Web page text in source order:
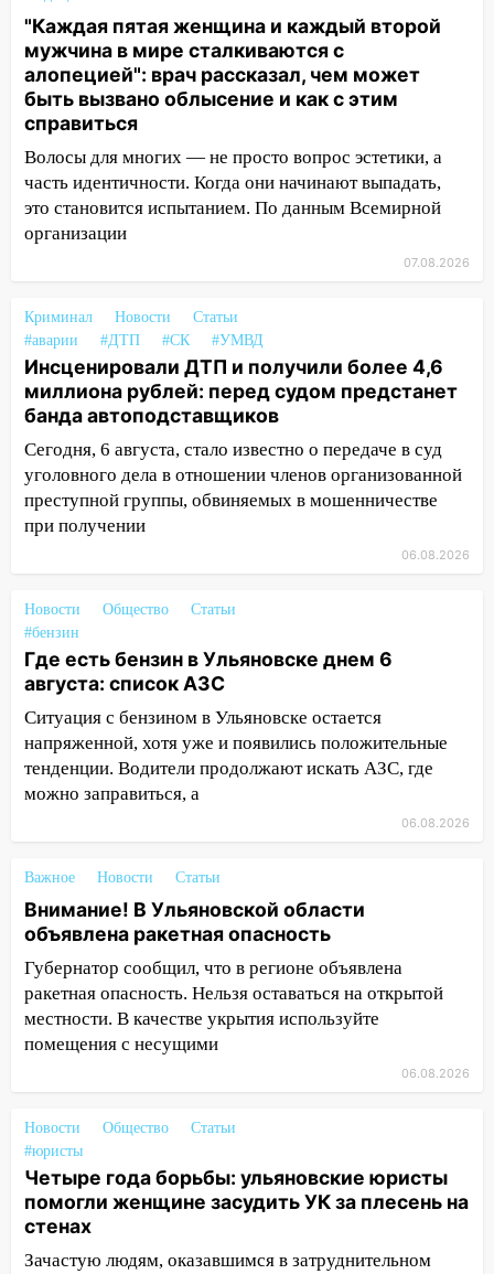
Ульяновской области завели дело на
агрессивную женщину
15:47 На улице Радищева сбили
курьера: крупная авария в Ульяновске
15:15 Проводил до квартиры и ограбил:
новый кавалер женщины оказался
рецидивистом
14:26
В Ульяновске ограничат движение
14:23
67% ульяновцев готовы
передумать увольняться, если им
повысят зарплату
14:01 Инсценировали ДТП и получили
более 4,6 миллиона рублей: перед
судом предстанет банда
автоподставщиков
13:36 В Инзе произошел крупный пожар
обвиняли в жестоком обращении с
животными
12:28 Миллион на «льготниках»: в
Ульяновской области перевозчик
провернул хитрую схему с чужими
проездными
12:10
Ульяновский алиментщик накопил
120 тысяч долга
опасность» на территории Ульяновской
области
11:30 Кабмин РФ разрешил до 1 июля
2027 года импорт, выпуск и обращение
бензина Евро 2, Евро 3, Евро 4
11:12 Соцсети: на Рябикова автомобиль
врезался в забор
днем 6 августа: список АЗС
10:16
объявлена ракетная опасность
10:00
"Каждая пятая женщина и каждый второй
мужчина в мире сталкиваются с
алопецией": врач рассказал, чем может
быть вызвано облысение и как с этим
справиться
Волосы для многих — не просто вопрос эстетики, а
часть идентичности. Когда они начинают выпадать,
это становится испытанием. По данным Всемирной
организации
07.08.2026
Криминал Новости
Статьи
#аварии
#ДТП #СК #УМВД
Инсценировали ДТП и получили более 4,6
миллиона рублей: перед судом предстанет
банда автоподставщиков
Сегодня, 6 августа, стало известно о передаче в суд
уголовного дела в отношении членов организованной
преступной группы, обвиняемых в мошенничестве
при получении
06.08.2026
Новости Общество
Статьи
#бензин
Где есть бензин в Ульяновске днем 6
августа: список АЗС
Ситуация с бензином в Ульяновске остается
напряженной, хотя уже и появились положительные
тенденции. Водители продолжают искать АЗС, где
можно заправиться, а
06.08.2026
Важное Новости Статьи
Внимание! В Ульяновской области
объявлена ракетная опасность
Губернатор сообщил, что в регионе объявлена
ракетная опасность. Нельзя оставаться на открытой
местности. В качестве укрытия используйте
помещения с несущими
06.08.2026
Новости Общество
Статьи
#юристы
Четыре года борьбы: ульяновские юристы
помогли женщине засудить УК за плесень на
стенах
Зачастую людям, оказавшимся в затруднительном